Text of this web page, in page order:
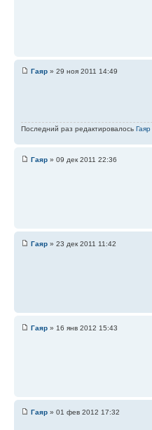
Гаяр » 29 ноя 2011 14:49
Последний раз редактировалось Гаяр
Гаяр » 09 дек 2011 22:36
Гаяр » 23 дек 2011 11:42
Гаяр » 16 янв 2012 15:43
Гаяр » 01 фев 2012 17:32